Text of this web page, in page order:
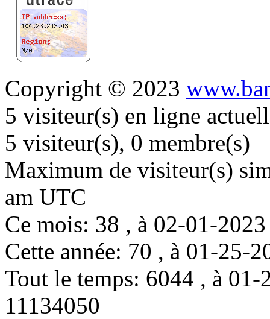
Copyright © 2023
5 visiteur(s) en ligne
5 visiteur(s), 0 membre(s)
Maximum de visiteur(s)
am UTC
Ce mois: 38 , à 02-01-
Cette année: 70 , à 01-25-
Tout le temps: 6044 , à
11134050